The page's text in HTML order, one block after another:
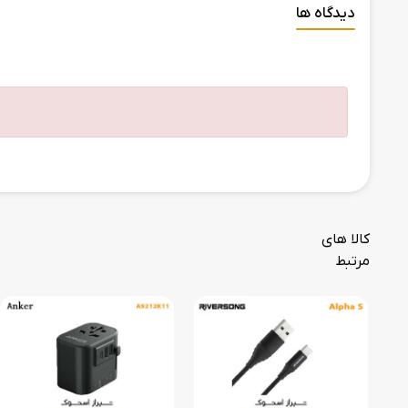
دیدگاه ها
کالا های
مرتبط